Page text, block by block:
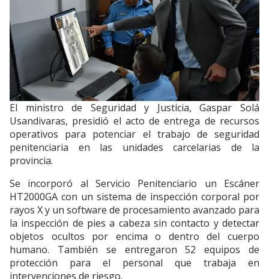
El ministro de Seguridad y Justicia, Gaspar Solá
Usandivaras, presidió el acto de entrega de recursos
operativos para potenciar el trabajo de seguridad
penitenciaria en las unidades carcelarias de la
provincia.
Se incorporó al Servicio Penitenciario un Escáner
HT2000GA con un sistema de inspección corporal por
rayos X y un software de procesamiento avanzado para
la inspección de pies a cabeza sin contacto y detectar
objetos ocultos por encima o dentro del cuerpo
humano. También se entregaron 52 equipos de
protección para el personal que trabaja en
intervenciones de riesgo.